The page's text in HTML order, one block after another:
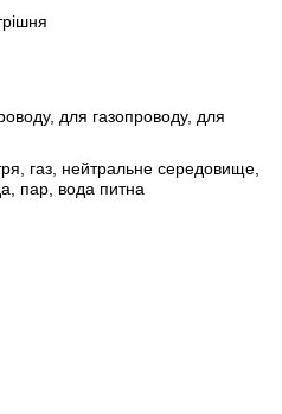
для газопроводу, для
газ, нейтральне середовище,
пар, вода питна